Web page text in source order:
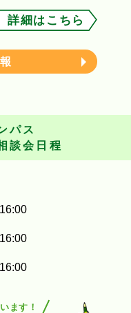
細はこちら
パス
談会日程
ます！